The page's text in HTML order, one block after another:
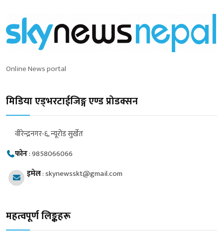
Online News portal
मिडिया एड्भरटाईजिङ्ग एण्ड प्रोडक्सन
वीरेन्द्रनगर-६, न्यूरोड सुर्खेत
फोन:9858066066
इमेल:skynewsskt@gmail.com
महत्वपूर्ण लिङ्कहरू